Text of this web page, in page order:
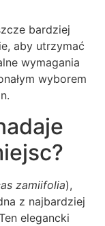
bardziej
aby utrzymać
wymagania
wyborem
zamiifolia),
z najbardziej
elegancki